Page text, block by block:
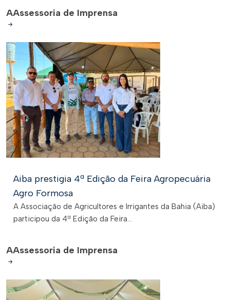
AAssessoria de Imprensa
Aiba prestigia 4ª Edição da Feira Agropecuária
Agro Formosa
A Associação de Agricultores e Irrigantes da Bahia (Aiba)
participou da 4ª Edição da Feira...
AAssessoria de Imprensa